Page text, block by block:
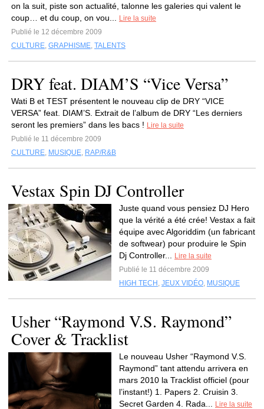
on la suit, piste son actualité, talonne les galeries qui valent le
coup… et du coup, on vou...
Lire la suite
Publié le 12 décembre 2009
CULTURE, GRAPHISME, TALENTS
DRY feat. DIAM’S “Vice Versa”
Wati B et TEST présentent le nouveau clip de DRY “VICE
VERSA” feat. DIAM’S. Extrait de l’album de DRY “Les derniers
seront les premiers” dans les bacs ! Lire la suite
Publié le 11 décembre 2009
CULTURE, MUSIQUE, RAP/R&B
Vestax Spin DJ Controller
Juste quand vous pensiez DJ Hero
que la vérité a été crée! Vestax a fait
équipe avec Algoriddim (un fabricant
de softwear) pour produire le Spin
Dj Controller...
Lire la suite
Publié le 11 décembre 2009
HIGH TECH , JEUX VIDÉO, MUSIQUE
Usher “Raymond V.S. Raymond”
Cover & Tracklist
Le nouveau Usher “Raymond V.S.
Raymond” tant attendu arrivera en
mars 2010 la Tracklist officiel (pour
l’instant!) 1. Papers 2. Cruisin 3.
Secret Garden 4. Rada...
Lire la suite